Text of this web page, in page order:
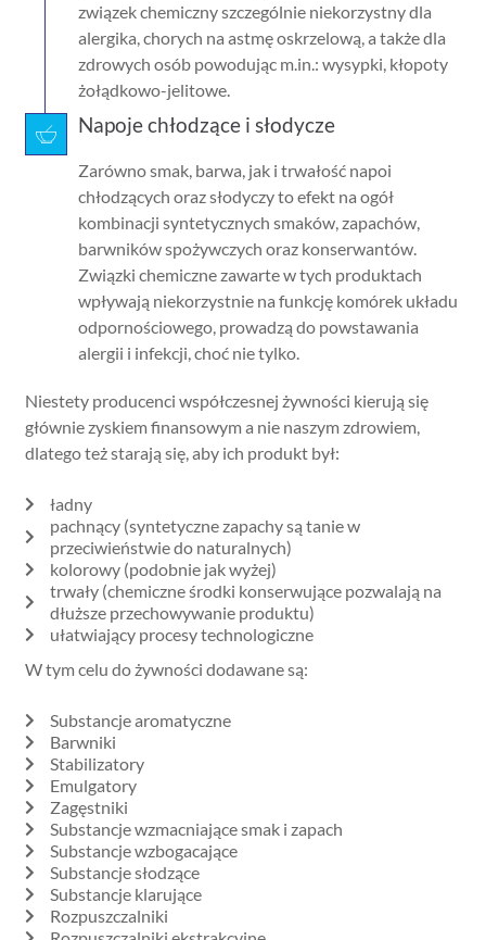
związek chemiczny szczególnie niekorzystny dla
alergika, chorych na astmę oskrzelową, a także dla
zdrowych osób powodując m.in.: wysypki, kłopoty
żołądkowo-jelitowe.
Napoje chłodzące i słodycze
Zarówno smak, barwa, jak i trwałość napoi
chłodzących oraz słodyczy to efekt na ogół
kombinacji syntetycznych smaków, zapachów,
barwników spożywczych oraz konserwantów.
Związki chemiczne zawarte w tych produktach
wpływają niekorzystnie na funkcję komórek układu
odpornościowego, prowadzą do powstawania
alergii i infekcji, choć nie tylko.
Niestety producenci współczesnej żywności kierują się
głównie zyskiem finansowym a nie naszym zdrowiem,
dlatego też starają się, aby ich produkt był:
ładny
pachnący (syntetyczne zapachy są tanie w
przeciwieństwie do naturalnych)
kolorowy (podobnie jak wyżej)
trwały (chemiczne środki konserwujące pozwalają na
dłuższe przechowywanie produktu)
ułatwiający procesy technologiczne
W tym celu do żywności dodawane są:
Substancje aromatyczne
Barwniki
Stabilizatory
Emulgatory
Zagęstniki
Substancje wzmacniające smak i zapach
Substancje wzbogacające
Substancje słodzące
Substancje klarujące
Rozpuszczalniki